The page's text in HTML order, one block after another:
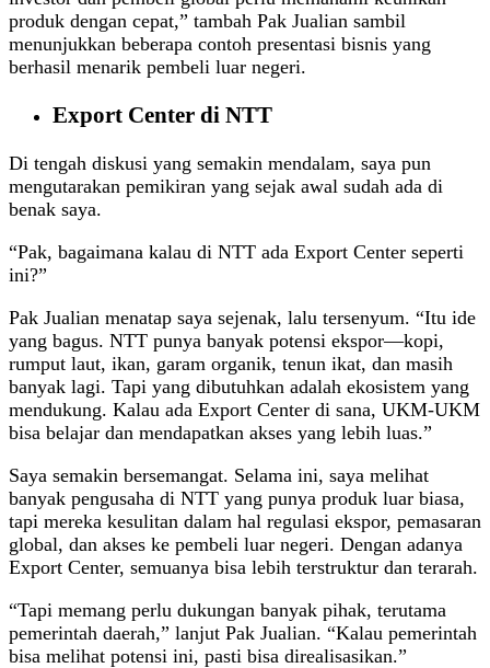
produk dengan cepat,” tambah Pak Jualian sambil
menunjukkan beberapa contoh presentasi bisnis yang
berhasil menarik pembeli luar negeri.
Export Center di NTT
Di tengah diskusi yang semakin mendalam, saya pun
mengutarakan pemikiran yang sejak awal sudah ada di
benak saya.
“Pak, bagaimana kalau di NTT ada Export Center seperti
ini?”
Pak Jualian menatap saya sejenak, lalu tersenyum. “Itu ide
yang bagus. NTT punya banyak potensi ekspor—kopi,
rumput laut, ikan, garam organik, tenun ikat, dan masih
banyak lagi. Tapi yang dibutuhkan adalah ekosistem yang
mendukung. Kalau ada Export Center di sana, UKM-UKM
bisa belajar dan mendapatkan akses yang lebih luas.”
Saya semakin bersemangat. Selama ini, saya melihat
banyak pengusaha di NTT yang punya produk luar biasa,
tapi mereka kesulitan dalam hal regulasi ekspor, pemasaran
global, dan akses ke pembeli luar negeri. Dengan adanya
Export Center, semuanya bisa lebih terstruktur dan terarah.
“Tapi memang perlu dukungan banyak pihak, terutama
pemerintah daerah,” lanjut Pak Jualian. “Kalau pemerintah
bisa melihat potensi ini, pasti bisa direalisasikan.”